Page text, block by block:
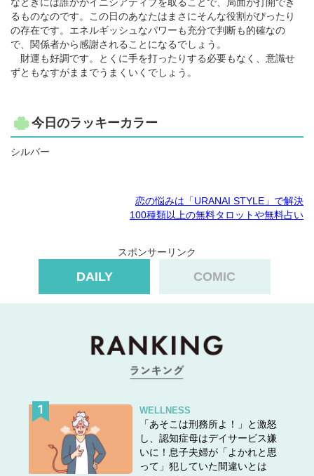
るものなのです。この日のあなたはまさにそんな役割がぴったり
の存在です。エネルギッシュなパワーも充分で判断も的確なの
で、関係者から感謝されることになるでしょう。
財運も好調です。とくに手を打ったりする必要もなく、意識せ
ずともなすがままでうまくいくでしょう。
今日のラッキーカラー
シルバー
恋の悩みは「URANAI STYLE」で解決
100種類以上の無料タロットや無料占い
スポンサーリンク
DAILY COMIC
WELLNESS
「あそこは刑務所よ！」と激怒
し、認知症母はデイサービス嫌
いに！息子夫婦が「よかれと思
って」犯していた間違いとは